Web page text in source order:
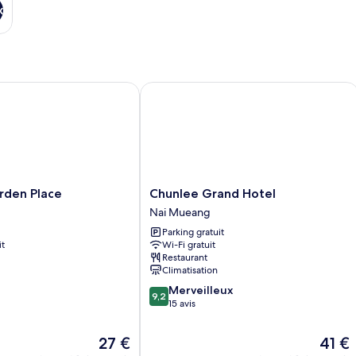
Place
Le
27 €
Place
Chunlee
Grand
Hotel
Nai
Mueang
Chunlee Grand Hotel
Nai Mueang
Parking gratuit
Wi-Fi gratuit
Restaurant
Climatisation
9.2
sur
9,2 Merveilleux
15 avis
Le
41 €
Chunlee Grand Hotel